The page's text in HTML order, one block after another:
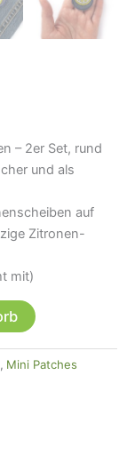
– 2er Set, rund
und als
auf
Zitronen-
mit)
, Mini Patches